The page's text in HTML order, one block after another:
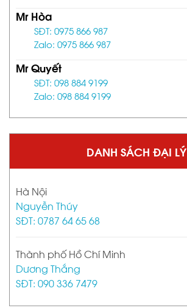
Mr Hòa
SĐT: 0975 866 987
Zalo: 0975 866 987
Mr Quyết
SĐT: 098 884 9199
Zalo: 098 884 9199
DANH SÁCH ĐẠI LÝ
Hà Nội
Nguyễn Thúy
SĐT: 0787 64 65 68
Thành phố Hồ Chí Minh
Dương Thắng
SĐT: 090 336 7479